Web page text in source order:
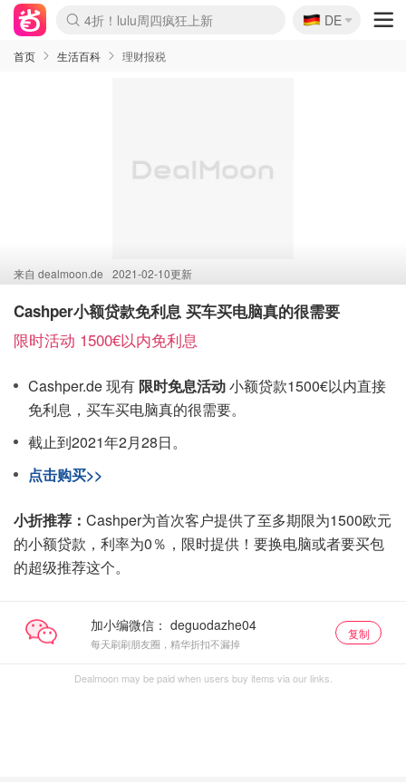
Boticinal 夏促开抢！
4折！lulu周四疯狂上新
还没结束！&OtherStories大促
Joybuy变相75折 随时失效
速领！Stanley独家85折
疑似霸哥！Camper额外叠85折
Zalando 奥莱闪促！每日更新
Moncler反季囤！5折起+叠9折
Coach Brooklyn仅€192
🇩🇪
DE
首页 生活百科 理财报税
来自 dealmoon.de 2021-02-10更新
Cashper小额贷款免利息 买车买电脑真的很需要
限时活动 1500€以内免利息
Cashper.de 现有 限时免息活动小额贷款1500€以内直接
免利息，买车买电脑真的很需要。
截止到2021年2月28日。
点击购买>>
小折推荐： Cashper为首次客户提供了至多期限为1500欧元
的小额贷款，利率为0％，限时提供！要换电脑或者要买包
的超级推荐这个。
加小编微信：
每天刷刷朋友圈，精华折扣不漏掉
复制
Dealmoon may be paid when users buy items via our links.